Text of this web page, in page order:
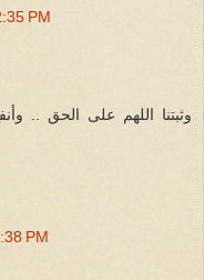
PM
وثبتنا اللهم على الحق ..
PM